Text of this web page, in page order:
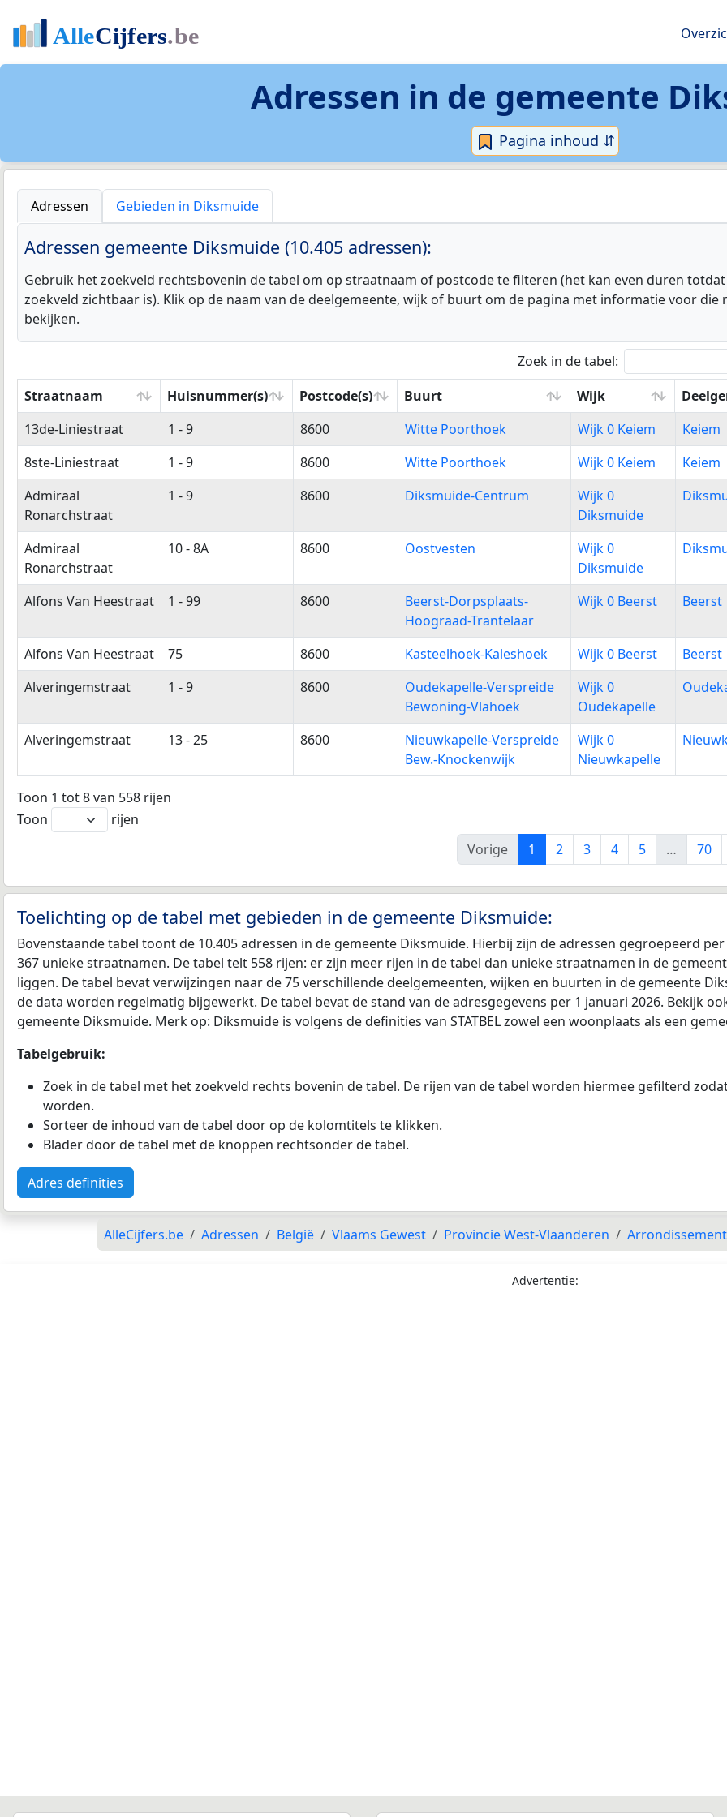
Adressen in de gemeente
Pagina inhoud ⇵
Adressen Gebieden in Diksmuide
Adressen gemeente Diksmuide (10.405 adressen):
Gebruik het zoekveld rechtsbovenin de tabel om op straatnaam of postcode te filteren (het kan even duren
zoekveld zichtbaar is). Klik op de naam van de deelgemeente, wijk of buurt om de pagina met informatie voor die
bekijken.
Zoek in de tabel:
Straatnaam
Huisnummer(s) Postcode(s) Buurt Wijk
Straatnaam
Huisnummer(s) Postcode(s) Buurt Wijk
13de-Liniestraat 1 - 9 8600 Witte Poorthoek Wijk 0 Keiem
Keiem
8ste-Liniestraat
1 - 9 8600 Witte Poorthoek Wijk 0 Keiem
Keiem
Admiraal
Ronarchstraat
1 - 9 8600 Diksmuide-Centrum
Wijk 0
Diksmuide
Admiraal
Ronarchstraat
10 - 8A 8600 Oostvesten
Wijk 0
Diksmuide
Alfons Van Heestraat 1 - 99 8600
Beerst-Dorpsplaats-
Hoograad-Trantelaar
Wijk 0 Beerst Beerst
Alfons Van Heestraat 75 8600 Kasteelhoek-Kaleshoek Wijk 0 Beerst
Beerst
Alveringemstraat
1 - 9 8600
Oudekapelle-Verspreide
Bewoning-Vlahoek
Wijk 0
Oudekapelle
Alveringemstraat 13 - 25 8600
Nieuwkapelle-Verspreide
Bew.-Knockenwijk
Wijk 0
Nieuwkapelle
Toon 1 tot 8 van 558 rijen
Toon
rijen
Vorige
1 2 3 4 5 … 70
Toelichting op de tabel met gebieden in de gemeente Diksmuide:
Bovenstaande tabel toont de 10.405 adressen in de gemeente Diksmuide. Hierbij zijn de adressen gegroepeerd
367 unieke straatnamen. De tabel telt 558 rijen: er zijn meer rijen in de tabel dan unieke straatnamen in de
liggen. De tabel bevat verwijzingen naar de 75 verschillende deelgemeenten, wijken en buurten in de gemeente
de data worden regelmatig bijgewerkt. De tabel bevat de stand van de adresgegevens per 1 januari 2026. Bekijk
gemeente Diksmuide. Merk op: Diksmuide is volgens de definities van STATBEL zowel een woonplaats als een
Tabelgebruik:
Zoek in de tabel met het zoekveld rechts bovenin de tabel. De rijen van de tabel worden hiermee gefilterd
worden.
Sorteer de inhoud van de tabel door op de kolomtitels te klikken.
Blader door de tabel met de knoppen rechtsonder de tabel.
Adres definities
AlleCijfers.be Adressen België Vlaams Gewest Provincie West-Vlaanderen
Advertentie: